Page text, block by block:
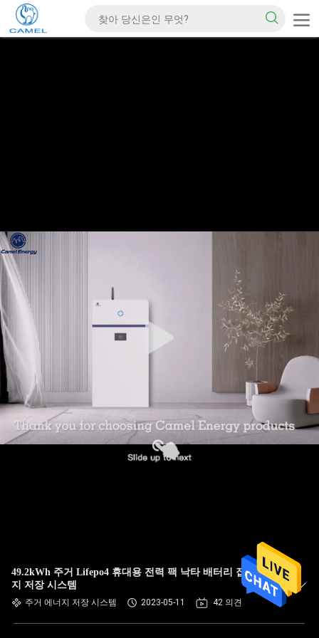
49.2kWh 주거 Lifepo4 휴대용 전력 팩 낙타 배터리 집의 에너
지 저장 시스템
주거 에너지 저장 시스템 2023-05-11 42 의견